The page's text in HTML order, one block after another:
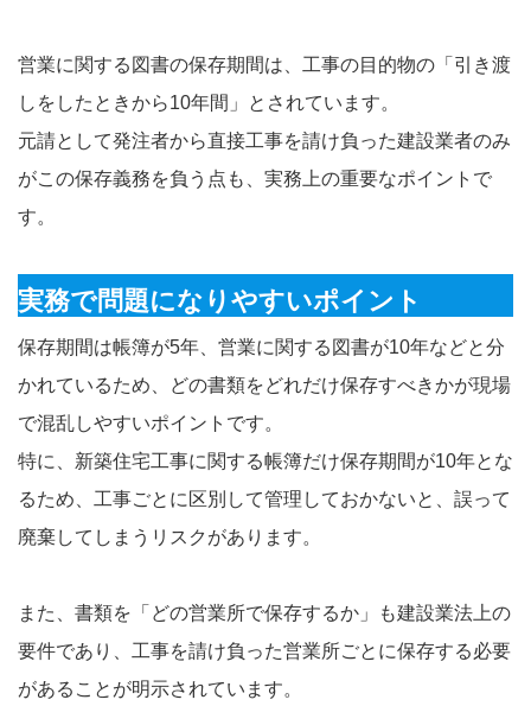
営業に関する図書の保存期間は、工事の目的物の「引き渡
しをしたときから10年間」とされています。
元請として発注者から直接工事を請け負った建設業者のみ
がこの保存義務を負う点も、実務上の重要なポイントで
す。
実務で問題になりやすいポイント
保存期間は帳簿が5年、営業に関する図書が10年などと分
かれているため、どの書類をどれだけ保存すべきかが現場
で混乱しやすいポイントです。
特に、新築住宅工事に関する帳簿だけ保存期間が10年とな
るため、工事ごとに区別して管理しておかないと、誤って
廃棄してしまうリスクがあります。
また、書類を「どの営業所で保存するか」も建設業法上の
要件であり、工事を請け負った営業所ごとに保存する必要
があることが明示されています。